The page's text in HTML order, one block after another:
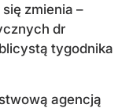
zmienia –
dr
tygodnika
agencją